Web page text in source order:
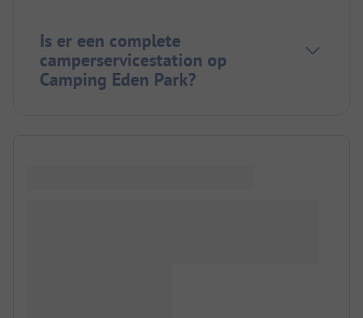
Is er een complete
camperservicestation op
Camping Eden Park?